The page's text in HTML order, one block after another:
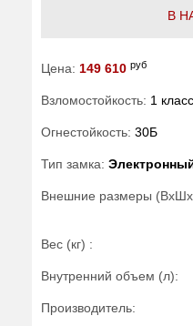
В
Цена: 149 610 руб
Взломостойкость: 1 класс
Огнестойкость: 30Б
Тип замка:
Внешние размеры
Вес (кг) :
Внутренний объем (л):
Производитель: